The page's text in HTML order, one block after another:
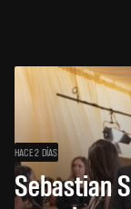
HACE 2 DÍAS
Sebastian